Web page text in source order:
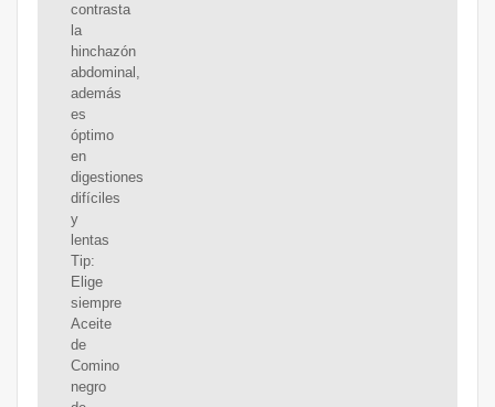
contrasta
la
hinchazón
abdominal,
además
es
óptimo
en
digestiones
difíciles
y
lentas
Tip:
Elige
siempre
Aceite
de
Comino
negro